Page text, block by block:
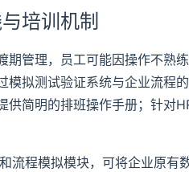
培训机制
管理，员工可能因操作不熟
模拟测试验证系统与企业流程
供简明的排班操作手册；针对
流程模拟模块，可将企业原有